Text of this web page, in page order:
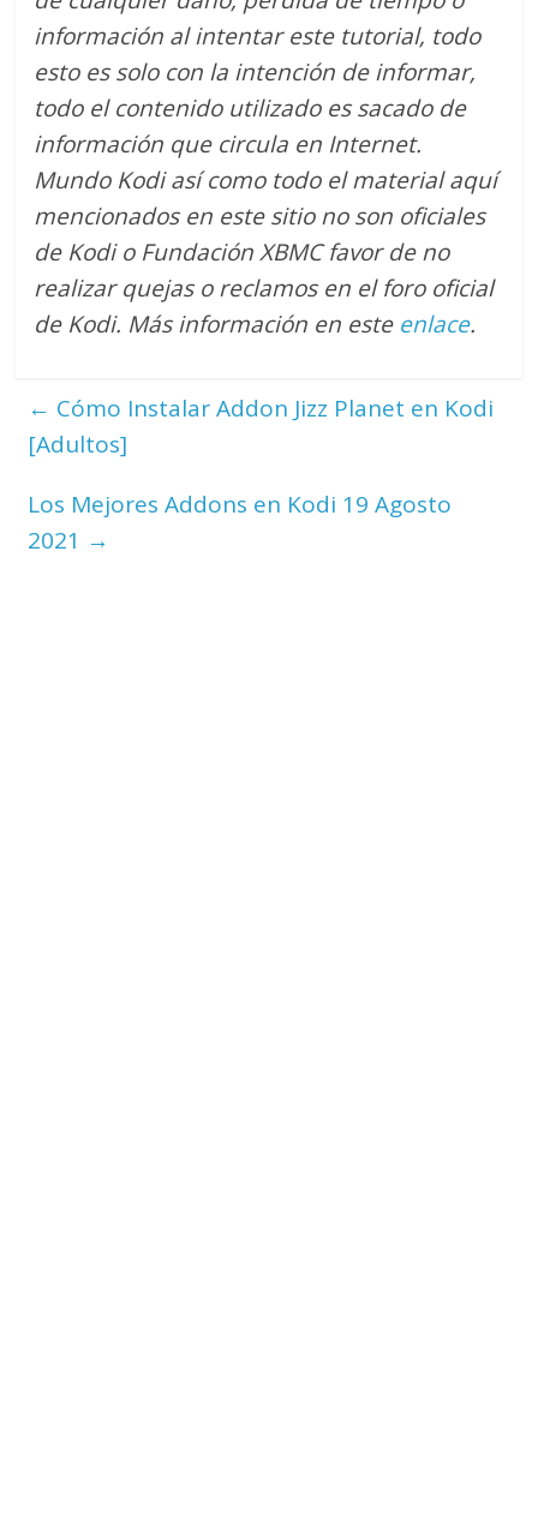
información al intentar este tutorial, todo
esto es solo con la intención de informar,
todo el contenido utilizado es sacado de
información que circula en Internet.
Mundo Kodi así como todo el material aquí
mencionados en este sitio no son oficiales
de Kodi o Fundación XBMC favor de no
realizar quejas o reclamos en el foro oficial
de Kodi. Más información en este enlace.
← Cómo Instalar Addon Jizz Planet en Kodi
[Adultos]
Los Mejores Addons en Kodi 19 Agosto
2021 →